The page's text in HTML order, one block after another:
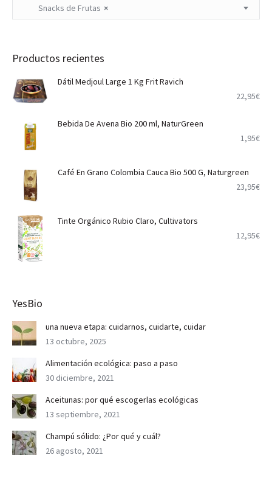
×
Snacks de Frutas
Productos recientes
Dátil Medjoul Large 1 Kg Frit Ravich
22,95€
Bebida De Avena Bio 200 ml, NaturGreen
1,95€
Café En Grano Colombia Cauca Bio 500 G, Naturgreen
23,95€
Tinte Orgánico Rubio Claro, Cultivators
12,95€
YesBio
una nueva etapa: cuidarnos, cuidarte, cuidar
13 octubre, 2025
Alimentación ecológica: paso a paso
30 diciembre, 2021
Aceitunas: por qué escogerlas ecológicas
13 septiembre, 2021
Champú sólido: ¿Por qué y cuál?
26 agosto, 2021